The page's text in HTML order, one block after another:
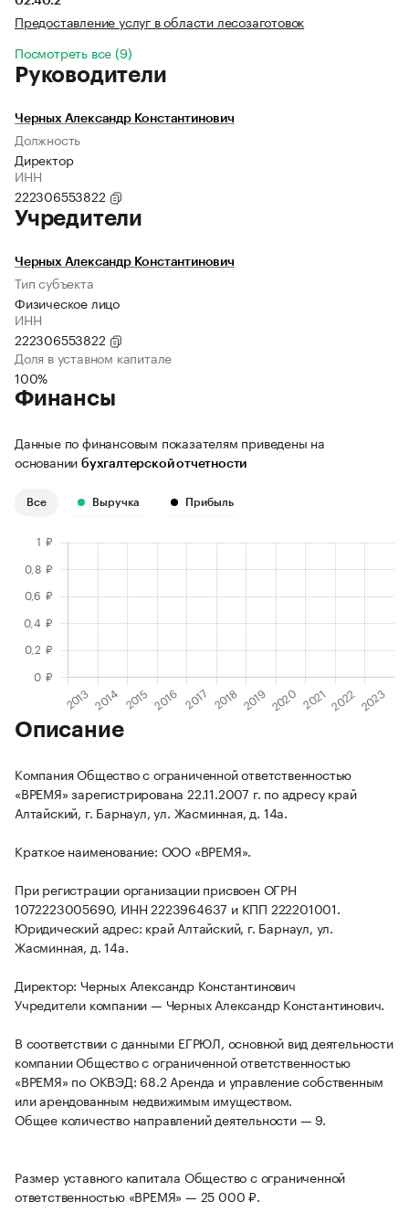
Предоставление услуг в области лесозаготовок
Посмотреть все (9)
Руководители
Черных Александр Константинович
Должность
Директор
ИНН
222306553822
Учредители
Черных Александр Константинович
Тип субъекта
Физическое лицо
ИНН
222306553822
Доля в уставном капитале
100%
Финансы
Данные по финансовым показателям приведены на
основании бухгалтерской отчетности
Все Выручка Прибыль
Описание
Компания Общество с ограниченной ответственностью
«ВРЕМЯ» зарегистрирована 22.11.2007 г. по адресу край
Алтайский, г. Барнаул, ул. Жасминная, д. 14а.
Краткое наименование: ООО «ВРЕМЯ».
При регистрации организации присвоен ОГРН
1072223005690, ИНН 2223964637 и КПП 222201001.
Юридический адрес: край Алтайский, г. Барнаул, ул.
Жасминная, д. 14а.
Директор: Черных Александр Константинович
Учредители компании — Черных Александр Константинович.
В соответствии с данными ЕГРЮЛ, основной вид деятельности
компании Общество с ограниченной ответственностью
«ВРЕМЯ» по ОКВЭД: 68.2 Аренда и управление собственным
или арендованным недвижимым имуществом.
Общее количество направлений деятельности — 9.
Размер уставного капитала Общество с ограниченной
ответственностью «ВРЕМЯ» — 25 000 ₽.